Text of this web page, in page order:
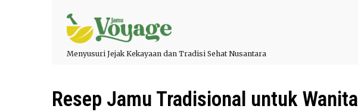
Menyusuri Jejak Kekayaan dan Tradisi Sehat Nusantara
Resep Jamu Tradisional untuk Wanita